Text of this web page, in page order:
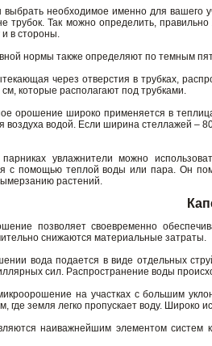
выбрать необходимое именно для вашего
трубок. Так можно определить,
и в стороны.
нормы также определяют по темным
через отверстия в трубках,
которые располагают под трубками.
орошение широко применяется в
воздуха водой. Если ширина стеллажей –
увлажнители можно
с помощью теплой воды или пара. Он
растений.
позволяет своевременно
снижаются материальные затраты.
вода подается в виде отдельных
сил. Распространение воды
на участках с большим
где земля легко пропускает воду.
наиважнейшим элементом систем